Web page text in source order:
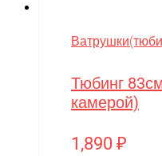
Тюбинг
камерой)
1,890 ₽